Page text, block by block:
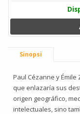
Sinopsi
Paul Cézanne y
que enlazaría sus
origen geográfico,
intelectuales, sino